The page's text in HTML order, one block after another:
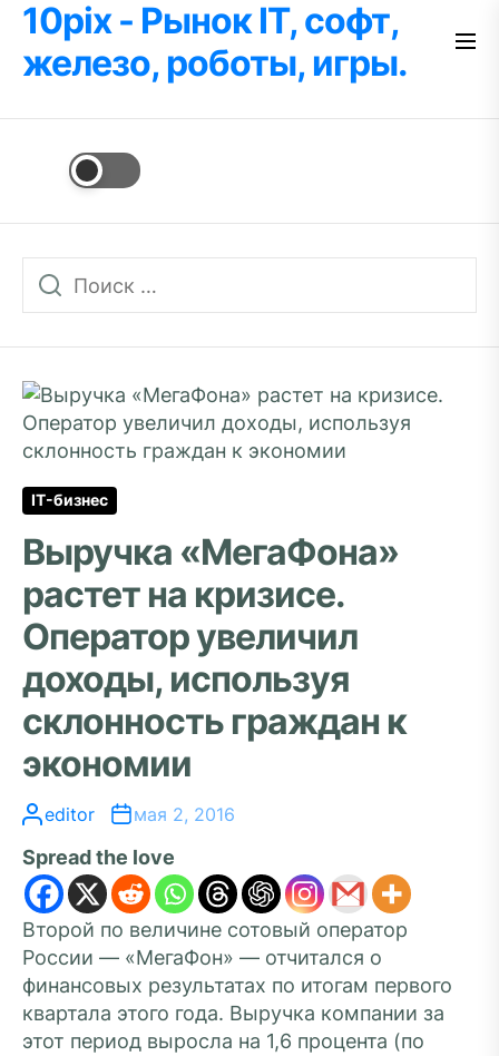
Перейти
содержимому
10pix - Рынок IT, софт,
железо, роботы, игры.
IT-бизнес
Выручка «МегаФона»
растет на кризисе.
Оператор увеличил
доходы, используя
склонность граждан к
экономии
editor мая 2, 2016
Spread the love
Второй по величине сотовый оператор
России — «МегаФон» — отчитался о
финансовых результатах по итогам первого
квартала этого года. Выручка компании за
этот период выросла на 1,6 процента (по